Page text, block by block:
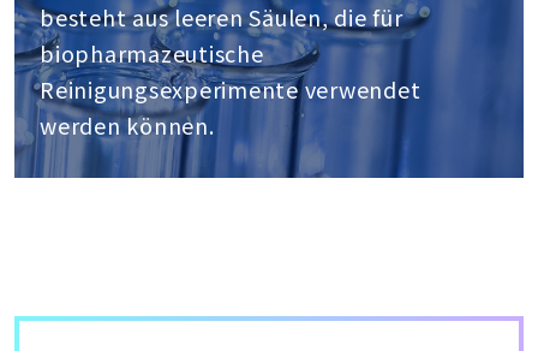
besteht aus leeren Säulen, die für
biopharmazeutische
Reinigungsexperimente verwendet
werden können.